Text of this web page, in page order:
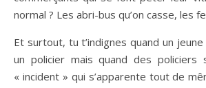
normal ? Les abri-bus qu’on casse, les
Et surtout, tu t’indignes quand un
un policier mais quand des policiers
« incident » qui s’apparente tout de